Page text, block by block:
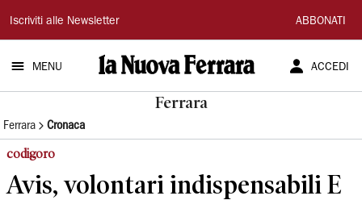
La
Nuova
Ferrara
Iscriviti alle Newsletter ABBONATI
MENU ACCEDI
Ferrara
Ferrara Cronaca
codigoro
Avis, volontari indispensabili E